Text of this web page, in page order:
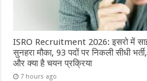
ISRO Recruitment 2026: इसरो में
सुनहरा मौका, 93 पदों पर निकली सीधी
और क्या है चयन प्रक्रिया
7 hours ago